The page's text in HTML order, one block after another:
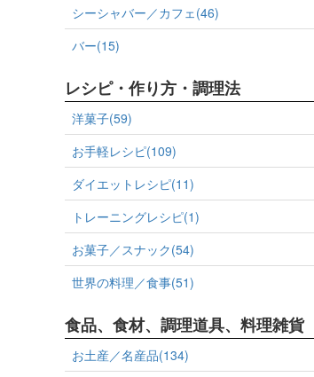
シーシャバー／カフェ(46)
バー(15)
レシピ・作り方・調理法
洋菓子(59)
お手軽レシピ(109)
ダイエットレシピ(11)
トレーニングレシピ(1)
お菓子／スナック(54)
世界の料理／食事(51)
食品、食材、調理道具、料理雑貨
お土産／名産品(134)